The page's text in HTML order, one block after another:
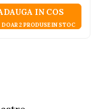
IN COS
DOAR 2 PRODUSE IN STOC